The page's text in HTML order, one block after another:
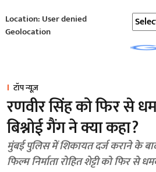
Location: User denied
Geolocation
टॉप न्यूज़
रणवीर सिंह को फिर से
बिश्नोई गैंग ने क्या कहा?
मुंबई पुलिस में शिकायत दर्ज कराने के
फिल्म निर्माता रोहित शेट्टी को फिर से